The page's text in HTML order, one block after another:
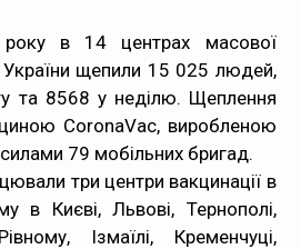
в 14 центрах масової
України щепили 15 025 людей,
та 8568 у неділю. Щеплення
CoronaVac, виробленою
79 мобільних бригад.
три центри вакцинації в
в Києві, Львові, Тернополі,
Ізмаїлі, Кременчуці,